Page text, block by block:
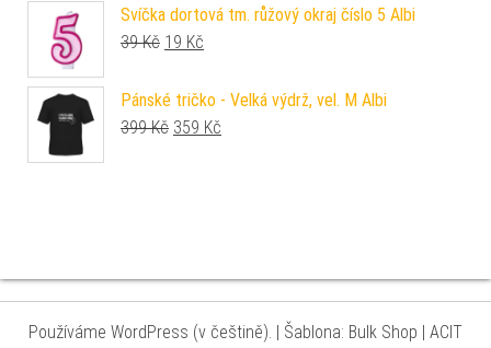
Svíčka dortová tm. růžový okraj číslo 5 Albi
39Kč Původní cena byla: 39 Kč.
19 Kč
Pánské tričko - Velká výdrž, vel. M Albi
399Kč Původní cena byla: 399 Kč.
359 Kč
Používáme WordPress (v češtině). | Šablona: Bulk Shop | ACIT